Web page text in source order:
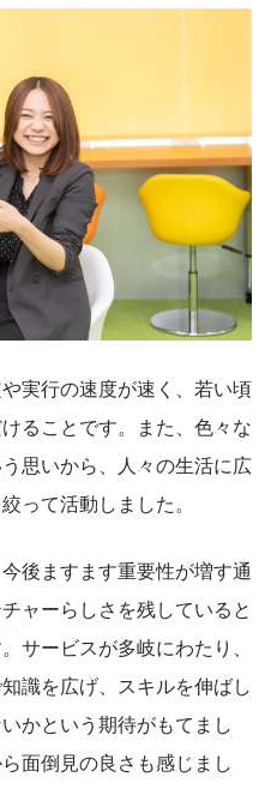
実行の速度が速く、若い頃
ることです。また、色々な
思いから、人々の生活に広
って活動しました。
後ますます重要性が増す通
ャーらしさを残していると
サービスが多岐にわたり、
識を広げ、スキルを伸ばし
かという期待がもてまし
面倒見の良さも感じまし